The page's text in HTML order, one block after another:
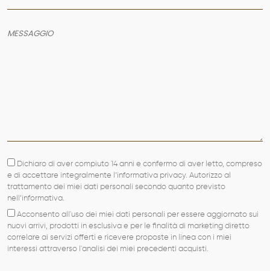
Dichiaro di aver compiuto 14 anni e confermo di aver letto, compreso
e di accettare integralmente l’informativa privacy. Autorizzo al
trattamento dei miei dati personali secondo quanto previsto
nell’informativa.
Acconsento all'uso dei miei dati personali per essere aggiornato sui
nuovi arrivi, prodotti in esclusiva e per le finalità di marketing diretto
correlare ai servizi offerti e ricevere proposte in linea con i miei
interessi attraverso l'analisi dei miei precedenti acquisti.